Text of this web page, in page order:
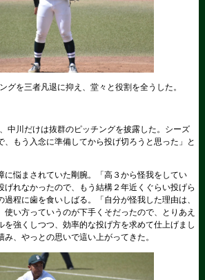
グを三者凡退に抑え、堂々と役割を全うした。
中川だけは抜群のピッチングを披露した。シーズ
、もう入念に準備してから投げ切ろうと思った」と
に悩まされていた剛腕。「高３から怪我をしてい
げれなかったので、もう結構２年近くぐらい投げら
程に歯を食いしばる。「自分が怪我した理由は、
使い方っていうのが下手くそだったので、とりあえ
を強くしつつ、効率的な投げ方を求めて仕上げまし
、やっとの思いで這い上がってきた。